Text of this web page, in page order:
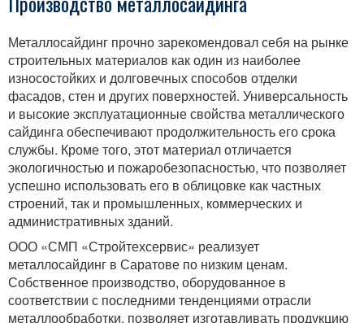
Аренда спецтехники
Аренда земснаряда
Аренда экскаваторов
Аренда самосвалов
Аренда мини-погрузчиков Bobcat
Аренда фронтальных погрузчиков
Аренда вилочных погрузчиков
Аренда автовышек
Аренда автокранов
Металлосайдинг прочно зарекомендовал себя на рынке
строительных материалов как один из наиболее
износостойких и долговечных способов отделки
фасадов, стен и других поверхностей. Универсальность
и высокие эксплуатационные свойства металлического
сайдинга обеспечивают продолжительность его срока
службы. Кроме того, этот материал отличается
экологичностью и пожаробезопасностью, что позволяет
успешно использовать его в облицовке как частных
строений, так и промышленных, коммерческих и
административных зданий.
ООО «СМП «Стройтехсервис» реализует
металлосайдинг в Саратове по низким ценам.
Собственное производство, оборудованное в
соответствии с последними тенденциями отрасли
металлообработки, позволяет изготавливать продукцию